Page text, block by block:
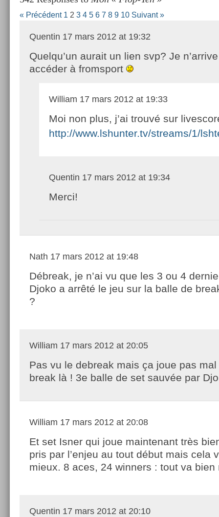
« Précédent 1 2 3 4 5 6 7 8 9 10 Suivant »
Quentin 17 mars 2012 at 19:32
Quelqu’un aurait un lien svp? Je
accéder à fromsport
William 17 mars 2012 at 19:33
Moi non plus, j’ai trouvé sur
http://www.lshunter.tv/streams/1/
Quentin 17 mars 2012 at 19:34
Merci!
Nath 17 mars 2012 at 19:48
Débreak, je n’ai vu que les 3 ou 4
Djoko a arrêté le jeu sur la balle de
?
William 17 mars 2012 at 20:05
Pas vu le debreak mais ça joue pas
break là ! 3e balle de set sauvée par
William 17 mars 2012 at 20:08
Et set Isner qui joue maintenant très
pris par l’enjeu au tout début mais cela
mieux. 8 aces, 24 winners : tout va bien
Quentin 17 mars 2012 at 20:10